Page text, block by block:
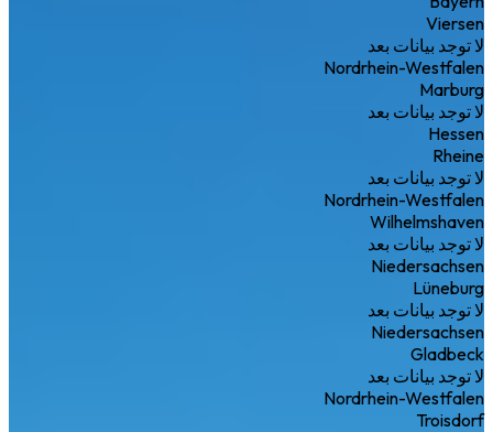
Viersen
لا توجد بيانات بعد
Nordrhein-Westfalen
Marburg
لا توجد بيانات بعد
Hessen
Rheine
لا توجد بيانات بعد
Nordrhein-Westfalen
Wilhelmshaven
لا توجد بيانات بعد
Niedersachsen
Lüneburg
لا توجد بيانات بعد
Niedersachsen
Gladbeck
لا توجد بيانات بعد
Nordrhein-Westfalen
Troisdorf